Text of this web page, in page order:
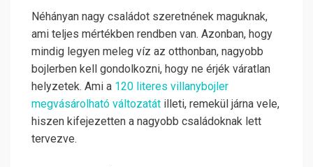
Néhányan nagy családot szeretnének maguknak,
ami teljes mértékben rendben van. Azonban, hogy
mindig legyen meleg víz az otthonban, nagyobb
bojlerben kell gondolkozni, hogy ne érjék váratlan
helyzetek. Ami a 120 literes villanybojler
megvásárolható változatát illeti, remekül járna vele,
hiszen kifejezetten a nagyobb családoknak lett
tervezve.